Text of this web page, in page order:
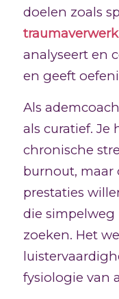
doelen zoals
analyseert en
en geeft
Als
als curatief. Je
chronische
burnout, maar
prestaties
die simpelweg
zoeken. Het
fysiologie van